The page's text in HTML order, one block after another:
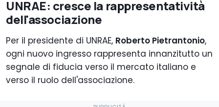
UNRAE: cresce la rappresentatività
dell'associazione
Per il presidente di UNRAE, Roberto Pietrantonio,
ogni nuovo ingresso rappresenta innanzitutto un
segnale di fiducia verso il mercato italiano e
verso il ruolo dell'associazione.